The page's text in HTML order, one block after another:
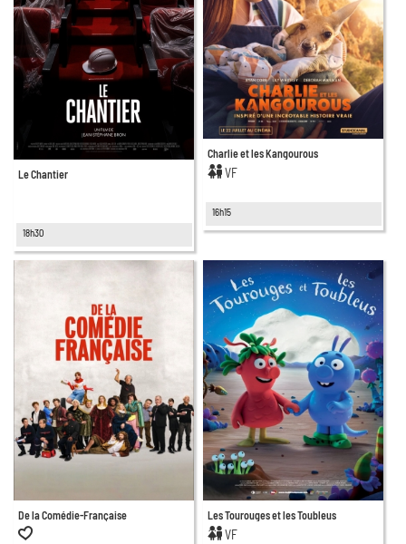
Le Chantier
18h30
Charlie et les Kangourous
VF
16h15
De la Comédie-Française Les Tourouges et les Toubleus
VF